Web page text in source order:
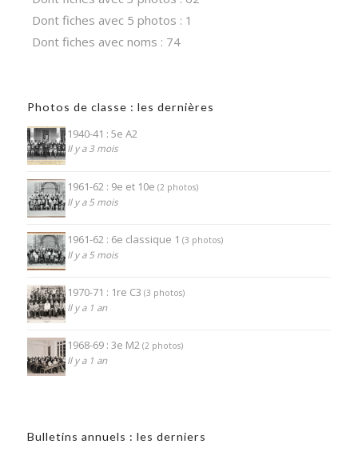
Dont fiches avec 5 photos : 1
Dont fiches avec noms : 74
Photos de classe : les dernières
1940-41 : 5e A2
Il y a 3 mois
1961-62 : 9e et 10e (2 photos)
Il y a 5 mois
1961-62 : 6e classique 1 (3 photos)
Il y a 5 mois
1970-71 : 1re C3 (3 photos)
Il y a 1 an
1968-69 : 3e M2 (2 photos)
Il y a 1 an
Bulletins annuels : les derniers